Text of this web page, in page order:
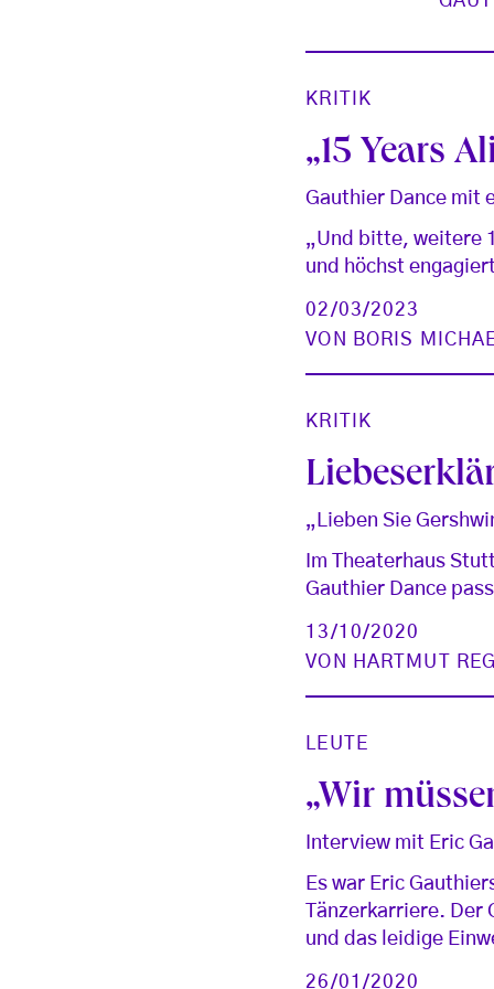
KRITIK
„15 Years
Gauthier Dance mit
„Und bitte, weitere
und höchst
02/03/2023
VON
BORIS
KRITIK
„Lieben Sie
Im Theaterhaus
Gauthier Dance
13/10/2020
VON
HARTMUT
LEUTE
„Wir
Interview mit Eric
Es war Eric
Tänzerkarriere.
und das leidige
26/01/2020